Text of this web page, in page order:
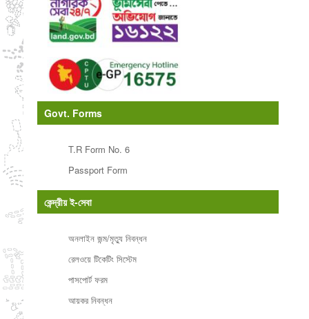
Govt. Forms
T.R Form No. 6
Passport Form
কেন্দ্রীয় ই-সেবা
অনলাইন জন্ম/মৃত্যু নিবন্ধন
রেলওয়ে টিকেটিং সিস্টেম
পাসপোর্ট ফরম
আয়কর নিবন্ধন